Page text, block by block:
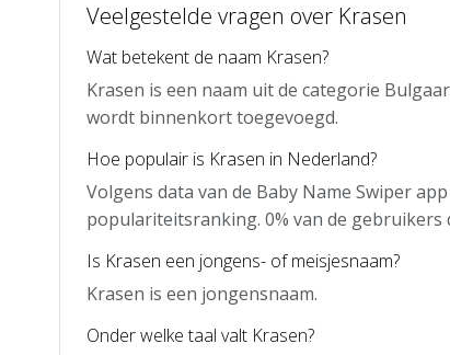
Veelgestelde vragen over Krasen
Wat betekent de naam Krasen?
Krasen is een naam uit de categorie
wordt binnenkort toegevoegd.
Hoe populair is Krasen in Nederland?
Volgens data van de Baby Name Swiper
populariteitsranking. 0% van de gebruikers
Is Krasen een jongens- of meisjesnaam?
Krasen is een jongensnaam.
Onder welke taal valt Krasen?